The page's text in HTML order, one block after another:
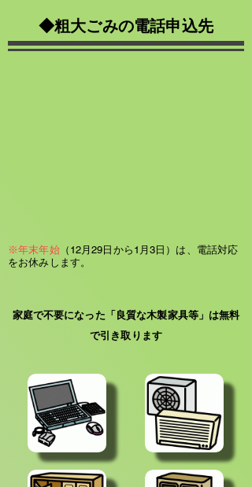
◆粗大ごみの電話申込先
※年末年始（12月29日から1月3日）は、電話対応
をお休みします。
家庭で不要になった「良質な木製家具等」は無料
で引き取ります